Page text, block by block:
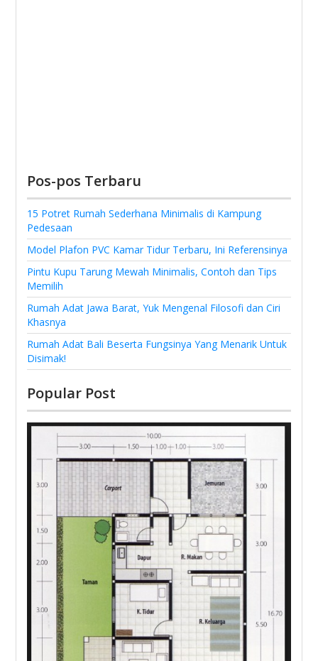
Pos-pos Terbaru
15 Potret Rumah Sederhana Minimalis di Kampung
Pedesaan
Model Plafon PVC Kamar Tidur Terbaru, Ini Referensinya
Pintu Kupu Tarung Mewah Minimalis, Contoh dan Tips
Memilih
Rumah Adat Jawa Barat, Yuk Mengenal Filosofi dan Ciri
Khasnya
Rumah Adat Bali Beserta Fungsinya Yang Menarik Untuk
Disimak!
Popular Post